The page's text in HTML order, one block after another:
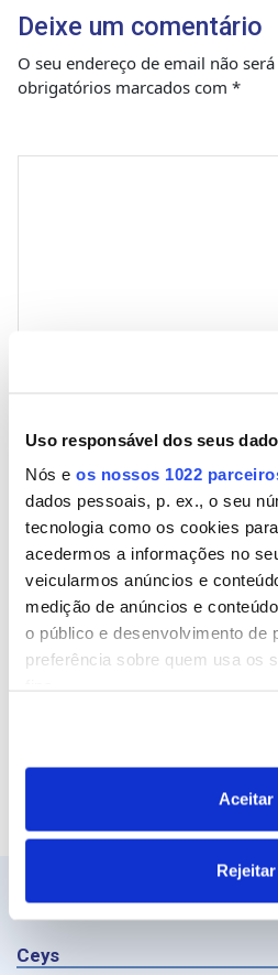
Uso responsável dos seus
Nós e os nossos 1022
dados pessoais, p. ex., o seu
tecnologia como os cookies
acedermos a informações no
veicularmos anúncios e
medição de anúncios e
o público e desenvolvimento de
preferência sobre quem usa os
Se permitir, gostaríamos
Recolher informações
geográfica as quais podem
ativa as características
digital)
processados e defina as suas
Aceitar
Rejeitar
Deixe um comentário
O seu endereço de email não
obrigatórios marcados com *
Email
Site
Ceys